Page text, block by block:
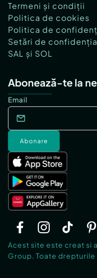
Termeni și condiții
Politica de cookies
Politica de
Setări de
SAL și SOL
Abonează-te la
Email
Abonare
Acest site este creat si
Group. Toate